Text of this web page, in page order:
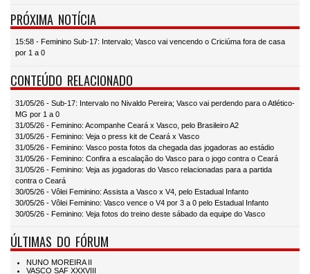
PRÓXIMA NOTÍCIA
15:58 - Feminino Sub-17: Intervalo; Vasco vai vencendo o Criciúma fora de casa
por 1 a 0
CONTEÚDO RELACIONADO
31/05/26 - Sub-17: Intervalo no Nivaldo Pereira; Vasco vai perdendo para o Atlético-
MG por 1 a 0
31/05/26 - Feminino: Acompanhe Ceará x Vasco, pelo Brasileiro A2
31/05/26 - Feminino: Veja o press kit de Ceará x Vasco
31/05/26 - Feminino: Vasco posta fotos da chegada das jogadoras ao estádio
31/05/26 - Feminino: Confira a escalação do Vasco para o jogo contra o Ceará
31/05/26 - Feminino: Veja as jogadoras do Vasco relacionadas para a partida
contra o Ceará
30/05/26 - Vôlei Feminino: Assista a Vasco x V4, pelo Estadual Infanto
30/05/26 - Vôlei Feminino: Vasco vence o V4 por 3 a 0 pelo Estadual Infanto
30/05/26 - Feminino: Veja fotos do treino deste sábado da equipe do Vasco
ÚLTIMAS DO FÓRUM